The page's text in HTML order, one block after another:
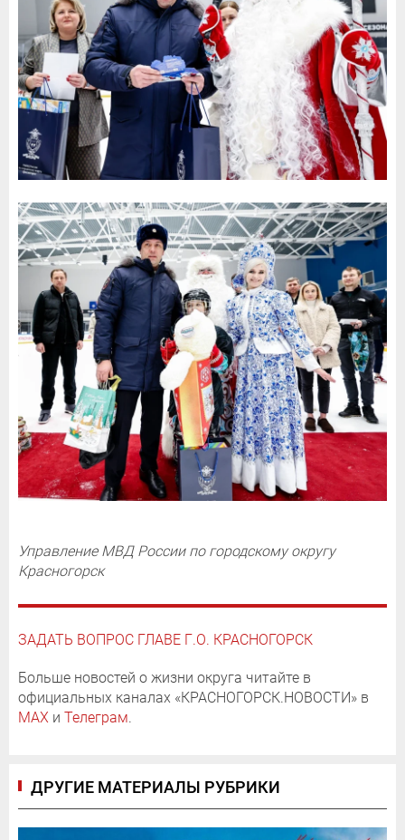
Управление МВД России по городскому округу
Красногорск
ЗАДАТЬ ВОПРОС ГЛАВЕ Г.О. КРАСНОГОРСК
Больше новостей о жизни округа читайте в
официальных каналах «КРАСНОГОРСК.НОВОСТИ» в
MAX и Телеграм.
ДРУГИЕ МАТЕРИАЛЫ РУБРИКИ